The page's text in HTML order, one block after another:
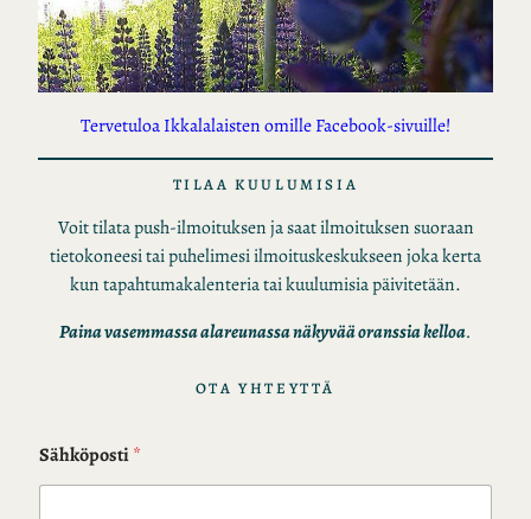
Tervetuloa Ikkalalaisten omille Facebook-sivuille!
TILAA KUULUMISIA
Voit tilata push-ilmoituksen ja saat ilmoituksen suoraan
tietokoneesi tai puhelimesi ilmoituskeskukseen joka kerta
kun tapahtumakalenteria tai kuulumisia päivitetään.
Paina vasemmassa alareunassa näkyvää oranssia kelloa.
OTA YHTEYTTÄ
Sähköposti*